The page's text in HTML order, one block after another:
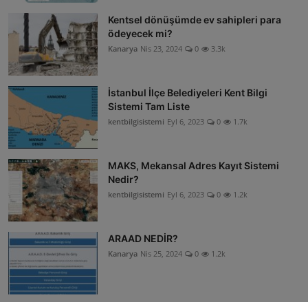
Kentsel dönüşümde ev sahipleri para
ödeyecek mi?
Kanarya Nis 23, 2024 0 3.3k
İstanbul İlçe Belediyeleri Kent Bilgi
Sistemi Tam Liste
kentbilgisistemi Eyl 6, 2023 0 1.7k
MAKS, Mekansal Adres Kayıt Sistemi
Nedir?
kentbilgisistemi Eyl 6, 2023 0 1.2k
ARAAD NEDİR?
Kanarya Nis 25, 2024 0 1.2k